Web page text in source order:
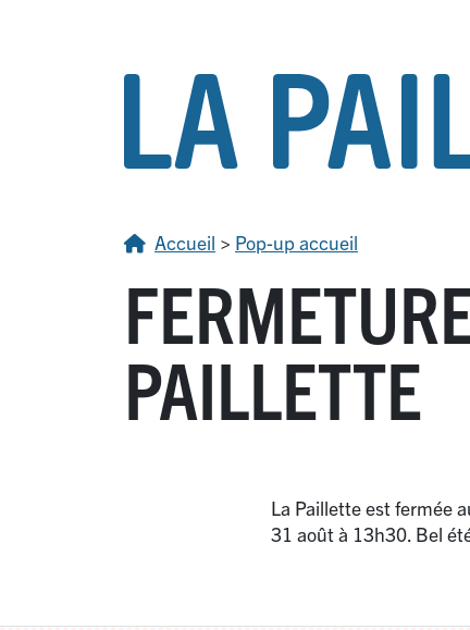
Accueil > Pop-up accueil
PAILLETTE
La Paillette est fermée
31 août à 13h30. Bel